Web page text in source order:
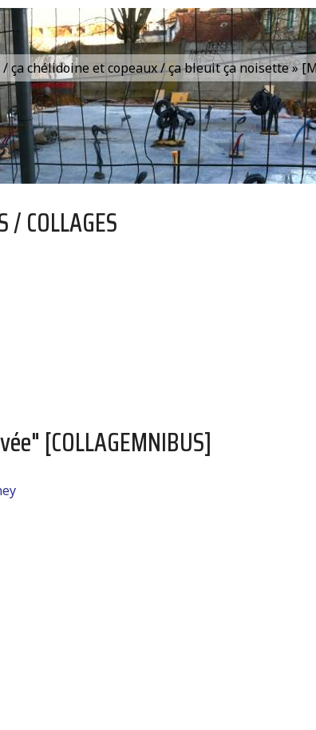
ça chélidoine et copeaux / ça bleuit ça noisette »
/ COLLAGES
[COLLAGEMNIBUS]